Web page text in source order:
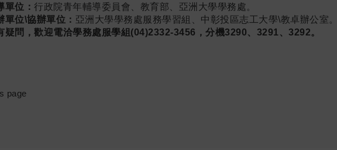
單位： 行政院青年輔導委員會、教育部、亞洲大學學務處。
單位\協辦單位： 亞洲大學學務處服務學習組、中彰投區志工大學\教卓辦公室
疑問，歡迎電洽學務處服學組(04)2332-3456，分機3290、3291、3292。
page